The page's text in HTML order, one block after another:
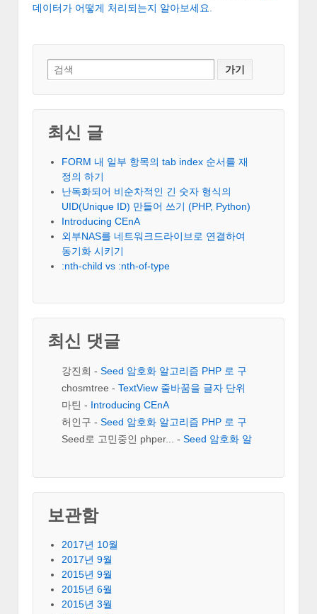
데이터가 어떻게 처리되는지 알아보세요.
Search
for:
최신 글
FORM 내 일부 항목의 tab index 순서를 재
정의 하기
난독화되어 비순차적인 긴 숫자 형식의
UID(Unique ID) 만들어 쓰기 (PHP, Python)
Introducing CEnA
외부NAS를 네트워크드라이브로 연결하여
동기화 시키기
:nth-child vs :nth-of-type
최신 댓글
강진희 - Seed 암호화 알고리즘 PHP 로 구
현
chosmtree - TextView 줄바꿈을 글자 단위
로 하기
마틴 - Introducing CEnA
허인구 - Seed 암호화 알고리즘 PHP 로 구
현
Seed로 고민중인 phper... - Seed 암호화 알
보관함
2017년 10월
2017년 9월
2015년 9월
2015년 6월
2015년 3월